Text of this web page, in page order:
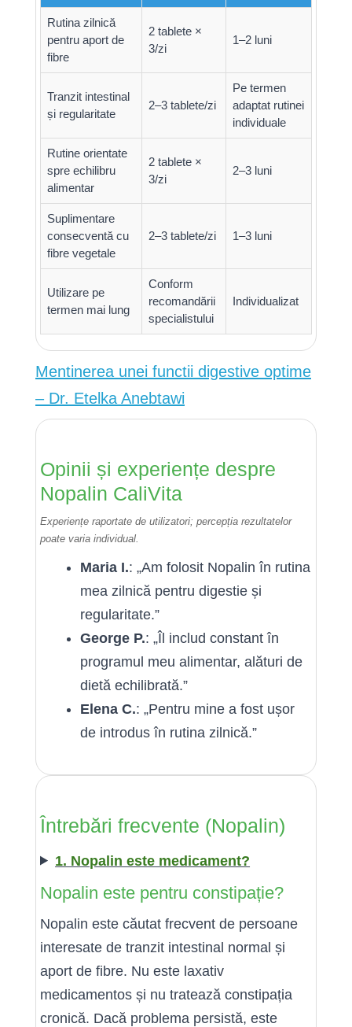
Rutina zilnică
pentru aport de
fibre
2 tablete ×
3/zi
1–2 luni
Tranzit intestinal
și regularitate
2–3 tablete/zi
Pe termen
adaptat rutinei
individuale
Rutine orientate
spre echilibru
alimentar
2 tablete ×
3/zi
2–3 luni
Suplimentare
consecventă cu
fibre vegetale
2–3 tablete/zi 1–3 luni
Utilizare pe
termen mai lung
Conform
recomandării
specialistului
Individualizat
Mentinerea unei functii digestive optime
– Dr. Etelka Anebtawi
Opinii și experiențe despre
Nopalin CaliVita
Experiențe raportate de utilizatori; percepția rezultatelor
poate varia individual.
Maria I.: „Am folosit Nopalin în rutina
mea zilnică pentru digestie și
regularitate.”
George P.: „Îl includ constant în
programul meu alimentar, alături de
dietă echilibrată.”
Elena C.: „Pentru mine a fost ușor
de introdus în rutina zilnică.”
Întrebări frecvente (Nopalin)
1. Nopalin este medicament?
Nopalin este pentru constipație?
Nopalin este căutat frecvent de persoane
interesate de tranzit intestinal normal și
aport de fibre. Nu este laxativ
medicamentos și nu tratează constipația
cronică. Dacă problema persistă, este